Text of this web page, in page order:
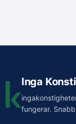
Inga
fungerar.